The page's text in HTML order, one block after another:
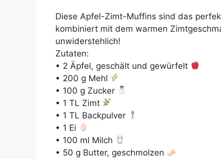
Diese Apfel-Zimt-Muffins sind das
kombiniert mit dem warmen
unwiderstehlich!
Zutaten:
• 2 Äpfel, geschält und gewürfelt
• 200 g Mehl
• 100 g Zucker
• 1 TL Zimt
• 1 TL Backpulver
• 1 Ei
• 100 ml Milch
• 50 g Butter, geschmolzen